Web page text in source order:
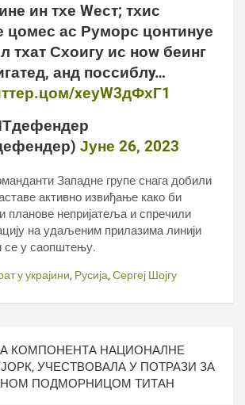
ин тхе Wест; тхис
цомес ас Руморс цонтинуе
тхат Схоигу ис ноw беинг
анд поссиблy…
xеуW3дФхГ1
Јуне 26, 2023
Западне групе снага добили
активно извиђање како би
планове непријатеља и спречили
на удаљеним прилазима линији
се у саопштењу.
у украјини, Русија, Сергеј Шојгу
КОМПОНЕНТА НАЦИОНАЛНЕ
УЧЕСТВОВАЛА У ПОТРАЗИ ЗА
ПОДМОРНИЦОМ ТИТАН